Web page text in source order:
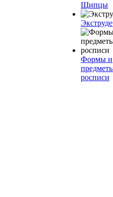
Щипцы
Формы и
росписи